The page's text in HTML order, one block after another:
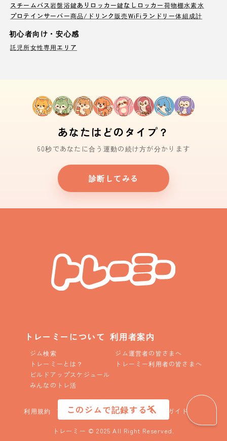
このジムで記録する
スチームバス岩盤浴鍵ありロッカー鍵なしロッカー荷物棚水素水
プロテインサーバー商品/ドリンク販売WiFi ランドリー体組成計
初心者向け・安心感
託児所女性専用エリア
あなたはどのタイプ？
60秒であなたに合う運動の続け方が分かります
診断してみる
トレーミーについて
ジム検索
トレーミーとは？
ビルドアップスケジュール
みんなのトレ活
利用者案内
ジム運営者の皆さまへ
トレーミー利用者の皆さまへ
利用規約 プライバシーポリシー コニュニティガイドライン
トレーミー © 2025 All Right Reserved.